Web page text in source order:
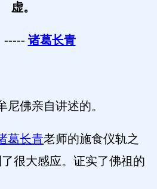
虚。
诸葛长青
佛亲自讲述的。
葛长青老师的施食仪轨之
很大感应。证实了佛祖的